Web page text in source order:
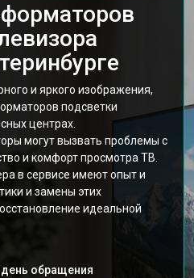
и яркого изображения,
подсветки
центрах.
могут вызвать проблемы с
и комфорт просмотра ТВ.
в сервисе имеют опыт и
и замены этих
идеальной
обращения